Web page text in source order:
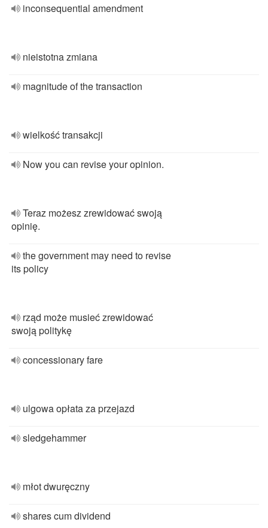
inconsequential amendment
nieistotna zmiana
magnitude of the transaction
wielkość transakcji
Now you can revise your opinion.
Teraz możesz zrewidować swoją
opinię.
the government may need to revise
its policy
rząd może musieć zrewidować
swoją politykę
concessionary fare
ulgowa opłata za przejazd
sledgehammer
młot dwuręczny
shares cum dividend